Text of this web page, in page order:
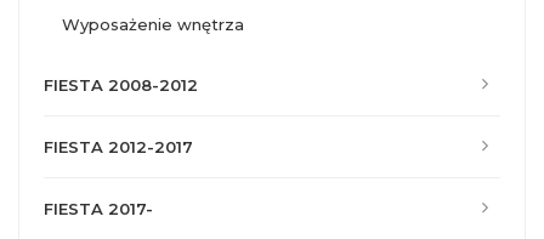
wyposażenie wnętrza
FIESTA 2008-2012
FIESTA 2012-2017
FIESTA 2017-